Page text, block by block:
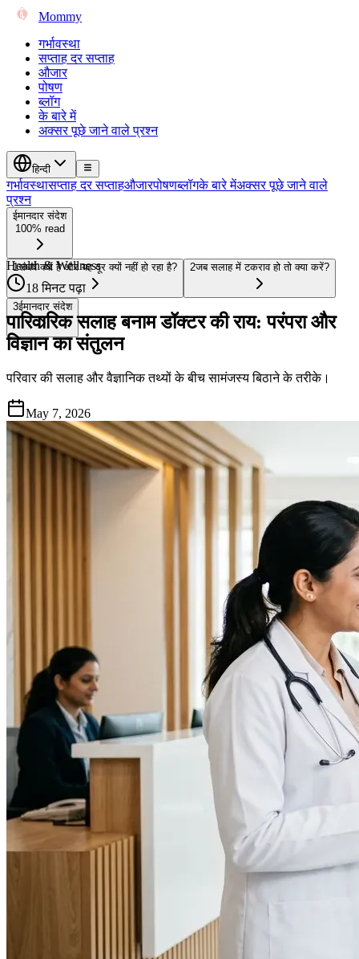
Mommy
गर्भावस्था
सप्ताह दर सप्ताह
औजार
पोषण
ब्लॉग
के बारे में
अक्सर पूछे जाने वाले प्रश्न
हिन्दी
गर्भावस्थासप्ताह दर सप्ताहऔजारपोषणब्लॉगके बारे मेंअक्सर पूछे जाने वाले
प्रश्न
ईमानदार संदेश
100% read
1संघर्ष क्यों है और यह दूर क्यों नहीं हो रहा है? 2जब सलाह में टकराव हो तो क्या करें?
3ईमानदार संदेश
Health & Wellness
18 मिनट पढ़ा
पारिवारिक सलाह बनाम डॉक्टर की राय: परंपरा और
विज्ञान का संतुलन
परिवार की सलाह और वैज्ञानिक तथ्यों के बीच सामंजस्य बिठाने के तरीके।
May 7, 2026